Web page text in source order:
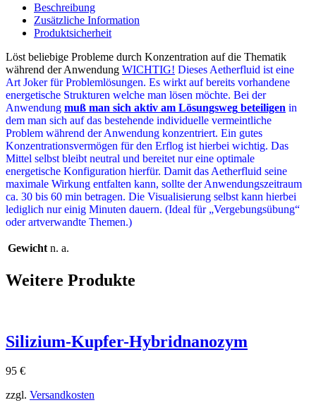
Beschreibung
Zusätzliche Information
Produktsicherheit
Löst beliebige Probleme durch Konzentration auf die Thematik
während der Anwendung WICHTIG! Dieses Aetherfluid ist eine
Art Joker für Problemlösungen. Es wirkt auf bereits vorhandene
energetische Strukturen welche man lösen möchte. Bei der
Anwendung muß man sich aktiv am Lösungsweg beteiligen in
dem man sich auf das bestehende individuelle vermeintliche
Problem während der Anwendung konzentriert. Ein gutes
Konzentrationsvermögen für den Erflog ist hierbei wichtig. Das
Mittel selbst bleibt neutral und bereitet nur eine optimale
energetische Konfiguration hierfür. Damit das Aetherfluid seine
maximale Wirkung entfalten kann, sollte der Anwendungszeitraum
ca. 30 bis 60 min betragen. Die Visualisierung selbst kann hierbei
lediglich nur einig Minuten dauern. (Ideal für „Vergebungsübung“
oder artverwandte Themen.)
Gewicht n. a.
Weitere Produkte
Silizium-Kupfer-Hybridnanozym
95 €
zzgl. Versandkosten